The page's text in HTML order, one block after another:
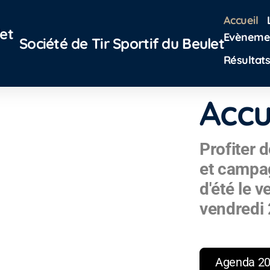
Société de Tir Sportif du Beulet
Accueil
Profiter
et
d'été le
vendredi
Agenda